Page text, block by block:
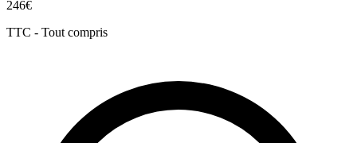
246€
TTC - Tout compris